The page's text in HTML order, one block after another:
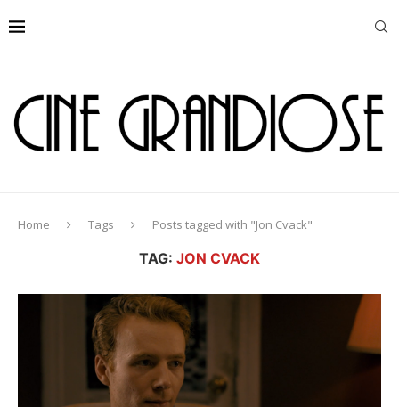
Home Tags Posts tagged with "Jon Cvack"
TAG: JON CVACK